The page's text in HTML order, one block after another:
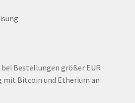
Bestellungen größer EUR
mit Bitcoin und Etherium an